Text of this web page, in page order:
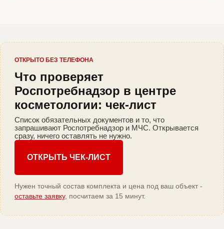
ОТКРЫТО БЕЗ ТЕЛЕФОНА
Что проверяет
Роспотребнадзор в центре
косметологии: чек-лист
Список обязательных документов и то, что
запрашивают Роспотребнадзор и МЧС. Открывается
сразу, ничего оставлять не нужно.
ОТКРЫТЬ ЧЕК-ЛИСТ
Нужен точный состав комплекта и цена под ваш объект -
оставьте заявку, посчитаем за 15 минут.